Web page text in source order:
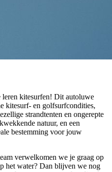
kitesurfen! Dit autoluwe
kitesurf- en golfsurfcondities,
strandtenten en ongerepte
natuur, en een
bestemming voor jouw
verwelkomen we je graag op
het water? Dan blijven we nog